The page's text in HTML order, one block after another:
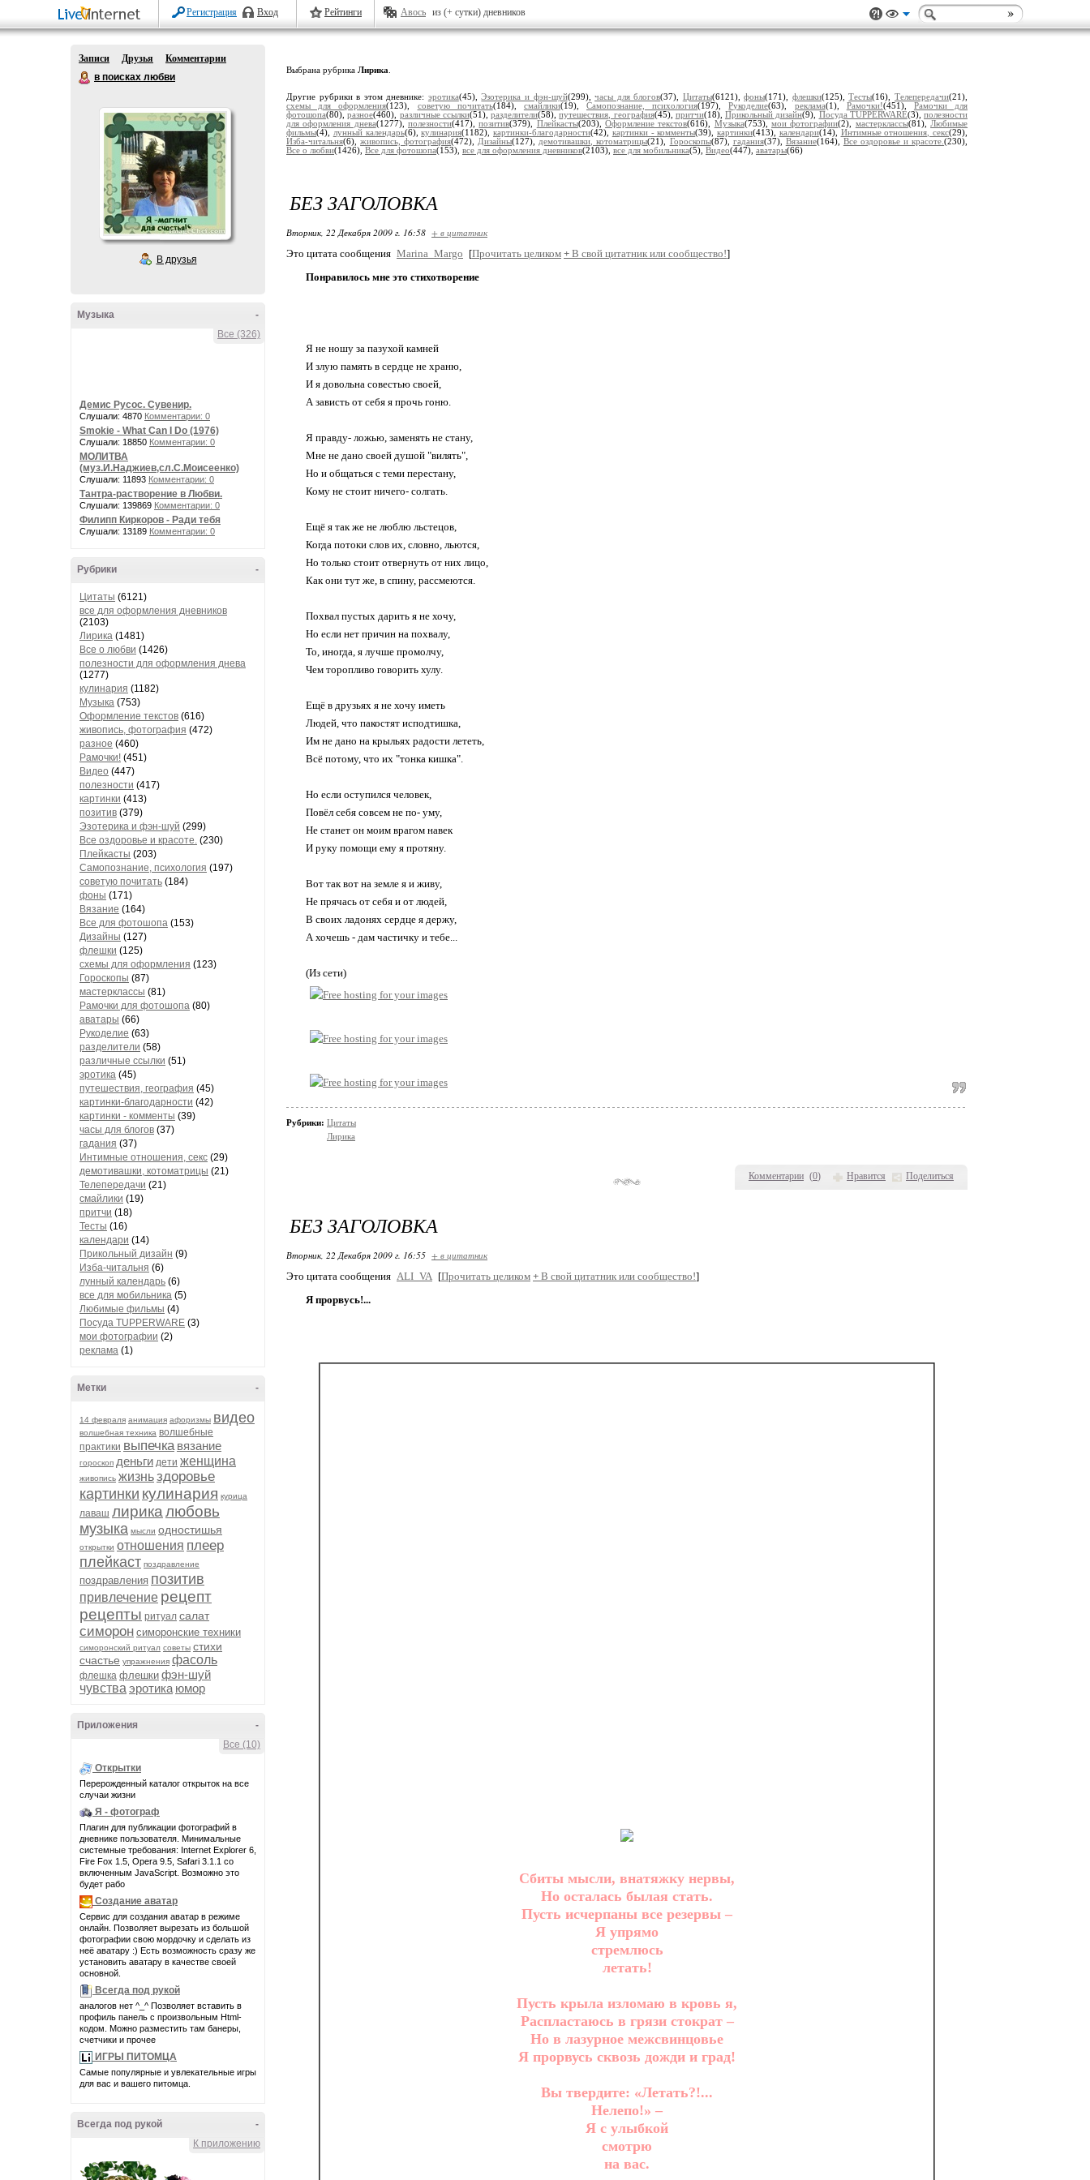
Регистрация Вход Рейтинги Авось из (+ сутки) дневников
Записи Друзья
Комментарии
в поисках любви
В друзья
-
Музыка
Все (326)
Демис Русос. Сувенир.
Слушали: 4870 Комментарии: 0
Smokie - What Can I Do (1976)
Слушали: 18850 Комментарии: 0
МОЛИТВА
(муз.И.Наджиев,сл.С.Моисеенко)
Слушали: 11893 Комментарии: 0
Тантра-растворение в Любви.
Слушали: 139869 Комментарии: 0
Филипп Киркоров - Ради тебя
Слушали: 13189 Комментарии: 0
-
Рубрики
Цитаты (6121)
все для оформления дневников
(2103)
Лирика (1481)
Все о любви (1426)
полезности для оформления днева
(1277)
кулинария (1182)
Музыка (753)
Оформление текстов (616)
живопись, фотография (472)
разное (460)
Рамочки! (451)
Видео (447)
полезности (417)
картинки (413)
позитив (379)
Эзотерика и фэн-шуй (299)
Все оздоровье и красоте. (230)
Плейкасты (203)
Самопознание, психология (197)
советую почитать (184)
фоны (171)
Вязание (164)
Все для фотошопа (153)
Дизайны (127)
флешки (125)
схемы для оформления (123)
Гороскопы (87)
мастерклассы (81)
Рамочки для фотошопа (80)
аватары (66)
Рукоделие (63)
разделители (58)
различные ссылки (51)
эротика (45)
путешествия, география (45)
картинки-благодарности (42)
картинки - комменты (39)
часы для блогов (37)
гадания (37)
Интимные отношения, секс (29)
демотивашки, котоматрицы (21)
Телепередачи (21)
смайлики (19)
притчи (18)
Тесты (16)
календари (14)
Прикольный дизайн (9)
Изба-читальня (6)
лунный календарь (6)
все для мобильника (5)
Любимые фильмы (4)
Посуда TUPPERWARE (3)
мои фотографии (2)
реклама (1)
-
Метки
14 февраля анимация афоризмы видео
волшебная техника волшебные
практики выпечка вязание
гороскоп деньги дети женщина
живопись жизньздоровье
картинки кулинария курица
лаваш лирикалюбовь
музыка мысли одностишья
открытки отношения плеер
плейкаст поздравление
поздравления позитив
привлечение рецепт
рецепты ритуал салат
симорон симоронские техники
симоронский ритуал советы стихи
счастье упражнения фасоль
флешка флешки фэн-шуй
чувства эротика юмор
-
Приложения
Все (10)
Открытки
Перерожденный каталог открыток на все
случаи жизни
Я - фотограф
Плагин для публикации фотографий в
дневнике пользователя. Минимальные
системные требования: Internet Explorer 6,
Fire Fox 1.5, Opera 9.5, Safari 3.1.1 со
включенным JavaScript. Возможно это
будет рабо
Создание аватар
Сервис для создания аватар в режиме
онлайн. Позволяет вырезать из большой
фотографии свою мордочку и сделать из
неё аватару :) Есть возможность сразу же
установить аватару в качестве своей
основной.
Всегда под рукой
аналогов нет ^_^ Позволяет вставить в
профиль панель с произвольным Html-
кодом. Можно разместить там банеры,
счетчики и прочее
ИГРЫ ПИТОМЦА
Самые популярные и увлекательные игры
для вас и вашего питомца.
-
Всегда под рукой
К приложению
Выбрана рубрика Лирика
Другие рубрики в этом дневнике: эротика(45),Эзотерика и фэн-шуй(299),часы для блогов(37), Цитаты(6121),фоны(171), флешки(125),Тесты(16), Телепередачи(21),
схемы для оформления(123), советую почитать(184), смайлики(19),Самопознание, психология(197),Рукоделие(63), реклама(1), Рамочки!(451), Рамочки для
фотошопа(80),разное(460), различные ссылки(51), разделители(58),путешествия, география(45), притчи(18), Прикольный дизайн(9), Посуда TUPPERWARE(3), полезности
для оформления днева(1277),полезности(417),позитив(379), Плейкасты(203),Оформление текстов(616), Музыка(753),мои фотографии(2), мастерклассы(81), Любимые
фильмы(4), лунный календарь(6),кулинария(1182), картинки-благодарности(42), картинки - комменты(39), картинки(413), календари(14), Интимные отношения, секс(29),
Изба-читальня(6),живопись, фотография(472), Дизайны(127), демотивашки, котоматрицы(21), Гороскопы(87), гадания(37), Вязание(164), Все оздоровье и красоте.(230),
Все о любви(1426), Все для фотошопа(153), все для оформления дневников(2103), все для мобильника(5), Видео(447), аватары(66)
Комментарии (0) Нравится Поделиться
БЕЗ ЗАГОЛОВКА
Вторник, 22 Декабря 2009 г. 16:58 + в цитатник
Это цитата сообщения Marina_Margo [Прочитать целиком + В свой цитатник или сообщество!]
Понравилось мне это стихотворение
Я не ношу за пазухой камней
И злую память в сердце не храню,
И я довольна совестью своей,
А зависть от себя я прочь гоню.
Я правду- ложью, заменять не стану,
Мне не дано своей душой "вилять",
Но и общаться с теми перестану,
Кому не стоит ничего- солгать.
Ещё я так же не люблю льстецов,
Когда потоки слов их, словно, льются,
Но только стоит отвернуть от них лицо,
Как они тут же, в спину, рассмеются.
Похвал пустых дарить я не хочу,
Но если нет причин на похвалу,
То, иногда, я лучше промолчу,
Чем торопливо говорить хулу.
Ещё в друзьях я не хочу иметь
Людей, что пакостят исподтишка,
Им не дано на крыльях радости лететь,
Всё потому, что их "тонка кишка".
Но если оступился человек,
Повёл себя совсем не по- уму,
Не станет он моим врагом навек
И руку помощи ему я протяну.
Вот так вот на земле я и живу,
Не прячась от себя и от людей,
В своих ладонях сердце я держу,
А хочешь - дам частичку и тебе...
(Из сети)
Рубрики: Цитаты
Лирика
БЕЗ ЗАГОЛОВКА
Вторник, 22 Декабря 2009 г. 16:55 + в цитатник
Это цитата сообщения ALI_VA [Прочитать целиком + В свой цитатник или сообщество!]
Я прорвусь!...
Сбиты мысли, внатяжку нервы,
Но осталась былая стать.
Пусть исчерпаны все резервы –
Я упрямо
стремлюсь
летать!
Пусть крыла изломаю в кровь я,
Распластаюсь в грязи стократ –
Но в лазурное межсвинцовье
Я прорвусь сквозь дожди и град!
Вы твердите: «Летать?!...
Нелепо!» –
Я с улыбкой
смотрю
на вас.